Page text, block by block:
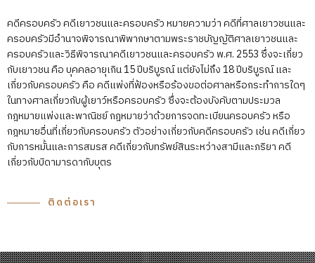
คดีครอบครัว คดีเยาวชนและครอบครัว หมายความว่า คดีที่ศาลเยาวชนและ
ครอบครัวมีอำนาจพิจารณาพิพากษาตามพระราชบัญญัติศาลเยาวชนและ
ครอบครัวและวิธีพิจารณาคดีเยาวชนและครอบครัว พ.ศ. 2553 ซึ่งจะเกี่ยว
กับเยาวชน คือ บุคคลอายุเกิน 15 ปีบริบูรณ์ แต่ยังไม่ถึง 18 ปีบริบูรณ์ และ
เกี่ยวกับครอบครัว คือ คดีแพ่งที่ฟ้องหรือร้องขอต่อศาลหรือกระทำการใดๆ
ในทางศาลเกี่ยวกับผู้เยาว์หรือครอบครัว ซึ่งจะต้องบังคับตามประมวล
กฎหมายแพ่งและพาณิชย์ กฎหมายว่าด้วยการจดทะเบียนครอบครัว หรือ
กฎหมายอื่นที่เกี่ยวกับครอบครัว ตัวอย่างเกี่ยวกับคดีครอบครัว เช่น คดีเกี่ยว
กับการหมั้นและการสมรส คดีเกี่ยวกับทรัพย์สินระหว่างสามีและภริยา คดี
เกี่ยวกับบิดามารดากับบุตร
ติดต่อเรา